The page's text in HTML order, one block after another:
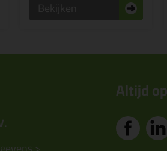
Altijd